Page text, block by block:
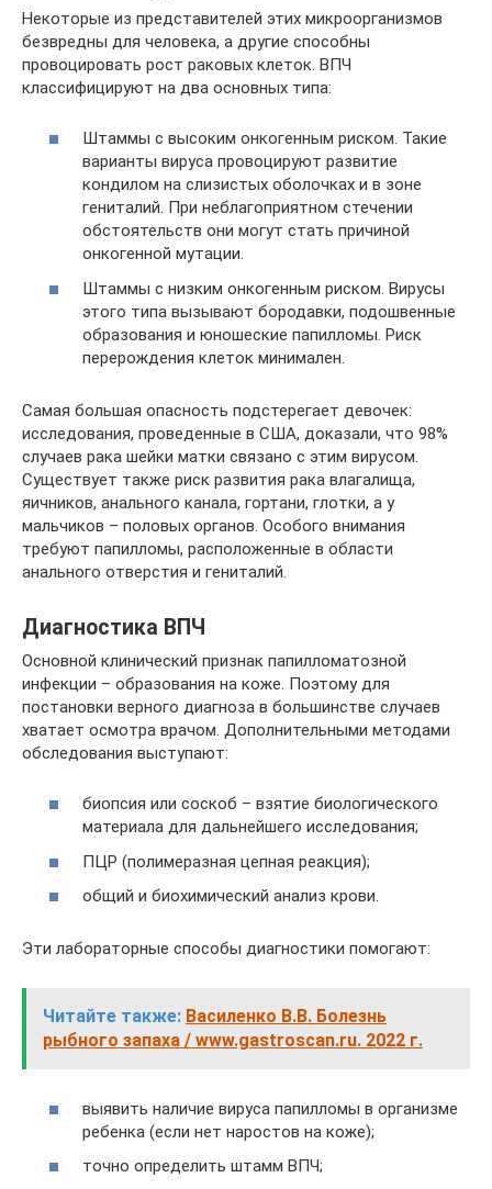
Некоторые из представителей этих микроорганизмов
безвредны для человека, а другие способны
провоцировать рост раковых клеток. ВПЧ
классифицируют на два основных типа:
Штаммы с высоким онкогенным риском. Такие
варианты вируса провоцируют развитие
кондилом на слизистых оболочках и в зоне
гениталий. При неблагоприятном стечении
обстоятельств они могут стать причиной
онкогенной мутации.
Штаммы с низким онкогенным риском. Вирусы
этого типа вызывают бородавки, подошвенные
образования и юношеские папилломы. Риск
перерождения клеток минимален.
Самая большая опасность подстерегает девочек:
исследования, проведенные в США, доказали, что 98%
случаев рака шейки матки связано с этим вирусом.
Существует также риск развития рака влагалища,
яичников, анального канала, гортани, глотки, а у
мальчиков – половых органов. Особого внимания
требуют папилломы, расположенные в области
анального отверстия и гениталий.
Диагностика ВПЧ
Основной клинический признак папилломатозной
инфекции – образования на коже. Поэтому для
постановки верного диагноза в большинстве случаев
хватает осмотра врачом. Дополнительными методами
обследования выступают:
биопсия или соскоб – взятие биологического
материала для дальнейшего исследования;
ПЦР (полимеразная цепная реакция);
общий и биохимический анализ крови.
Эти лабораторные способы диагностики помогают:
Читайте также: Василенко В.В. Болезнь
рыбного запаха / www.gastroscan.ru. 2022 г.
выявить наличие вируса папилломы в организме
ребенка (если нет наростов на коже);
точно определить штамм ВПЧ;